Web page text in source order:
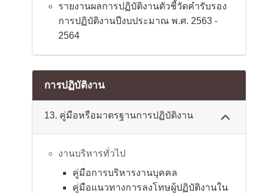
รายงานผลการปฏิบัติงานตัวชี้วัดคำรับรอง
การปฏิบัติงานปีงบประมาณ พ.ศ. 2563 -
2564
การปฏิบัติงาน
13. คู่มือหรือมาตรฐานการปฏิบัติงาน
งานบริหารทั่วไป
คู่มือการบริหารงานบุคคล
คู่มือแนวทางการลงโทษผู้ปฏิบัติงานใน